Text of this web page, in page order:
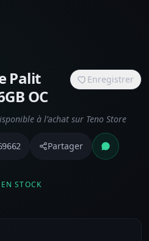
Palit
OC
Enregistrer
à l’achat sur Teno Store
Partager
STOCK